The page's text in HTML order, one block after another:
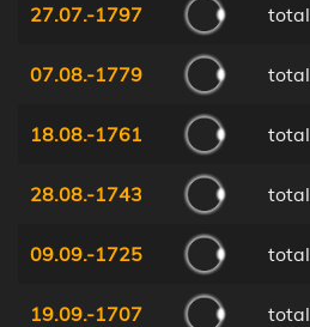
27.07.-1797 total
07.08.-1779 total
18.08.-1761 total
28.08.-1743 total
09.09.-1725 total
19.09.-1707 total